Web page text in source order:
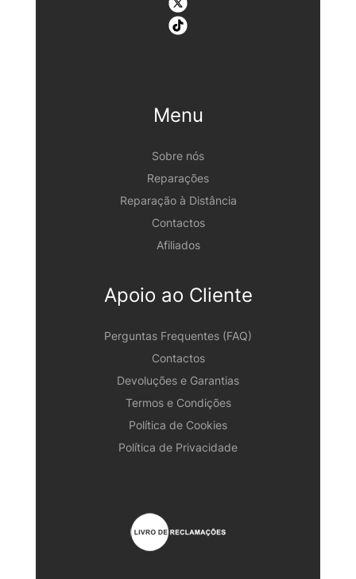
Menu
Sobre nós
Reparações
Reparação à Distância
Contactos
Afiliados
Apoio ao Cliente
Perguntas Frequentes (FAQ)
Contactos
Devoluções e Garantias
Termos e Condições
Política de Cookies
Política de Privacidade